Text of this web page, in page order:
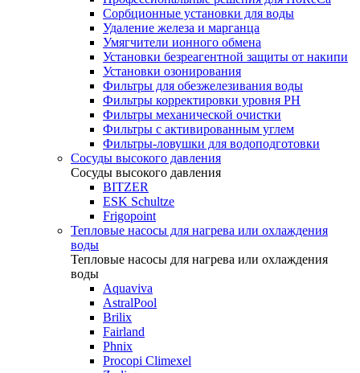
Сорбционные установки для воды
Удаление железа и марганца
Умягчители ионного обмена
Установки безреагентной защиты от накипи
Установки озонирования
Фильтры для обезжелезивания воды
Фильтры корректировки уровня PH
Фильтры механической очистки
Фильтры с активированным углем
Фильтры-ловушки для водоподготовки
Сосуды высокого давления
Сосуды высокого давления
BITZER
ESK Schultze
Frigopoint
Тепловые насосы для нагрева или охлаждения
воды
Тепловые насосы для нагрева или охлаждения
воды
Aquaviva
AstralPool
Brilix
Fairland
Phnix
Procopi Climexel